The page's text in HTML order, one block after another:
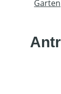
Garten